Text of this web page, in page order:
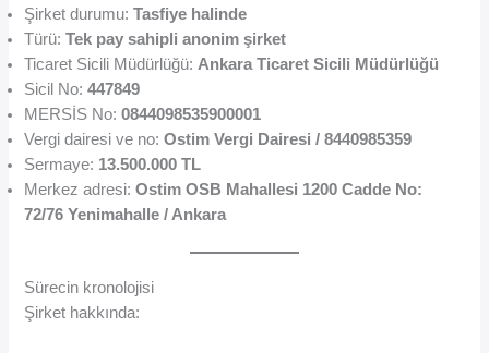
Şirket durumu:Tasfiye halinde
Türü:Tek pay sahipli anonim şirket
Ticaret Sicili Müdürlüğü: Ankara Ticaret Sicili Müdürlüğü
Sicil No:447849
MERSİS No:0844098535900001
Vergi dairesi ve no:Ostim Vergi Dairesi / 8440985359
Sermaye: 13.500.000 TL
Merkez adresi:Ostim OSB Mahallesi 1200 Cadde No:
72/76 Yenimahalle / Ankara
Sürecin kronolojisi
Şirket hakkında: